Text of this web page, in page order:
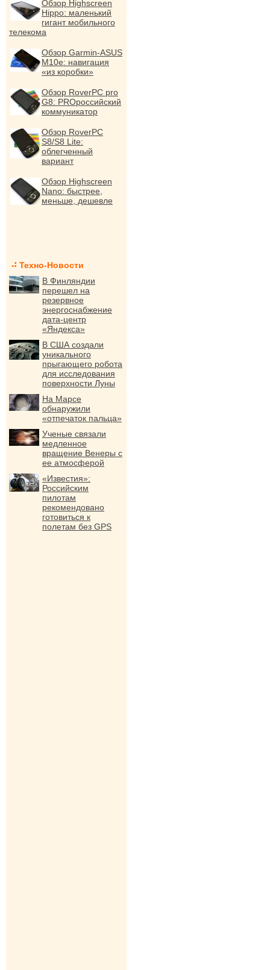
Обзор Highscreen
Hippo: маленький
гигант мобильного
телекома
Обзор Garmin-ASUS
M10e: навигация
«из коробки»
Обзор RoverPC pro
G8: PROроссийский
коммуникатор
Обзор RoverPC
S8/S8 Lite:
облегченный
вариант
Обзор Highscreen
Nano: быстрее,
меньше, дешевле
Техно-Новости
В Финляндии
перешел на
резервное
энергоснабжение
дата-центр
«Яндекса»
В США создали
уникального
прыгающего робота
для исследования
поверхности Луны
На Марсе
обнаружили
«отпечаток пальца»
Ученые связали
медленное
вращение Венеры с
ее атмосферой
«Известия»:
Российским
пилотам
рекомендовано
готовиться к
полетам без GPS